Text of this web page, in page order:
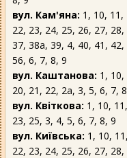
вул. Кам'яна: 1, 10, 11,
22, 23, 24, 25, 26, 27,
37, 38а, 39, 4, 40, 41,
56, 6, 7, 8, 9
вул. Каштанова: 1,
20, 21, 22, 2а, 3, 5, 6, 7,
вул. Квіткова: 1, 10,
23, 25, 3, 4, 5, 6, 7, 8, 9
вул. Київська: 1, 10,
22, 23, 24, 25, 26, 27,